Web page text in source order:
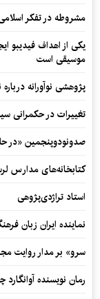
مشروطه در تفکر
یکی از اهداف فیدیبو
موسیقی است
پژوهشی نوآورانه
تغییرات در حکمرانی
صدونودوپنجمین «در
کتابخانه‌های مدارس
استاد تراژدی‌پژوهی
نماینده ایران زبان
سرو» بر مدار روایت
رمان نویسنده آوانگارد